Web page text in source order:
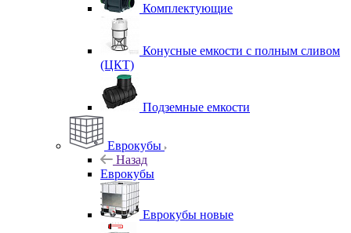
Комплектующие
Конусные емкости с полным сливом
(ЦКТ)
Подземные емкости
Еврокубы
Назад
Еврокубы
Еврокубы новые